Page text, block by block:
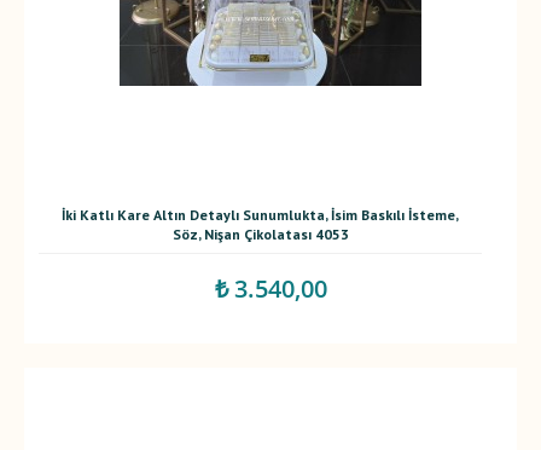
İki Katlı Kare Altın Detaylı Sunumlukta, İsim Baskılı İsteme,
Söz, Nişan Çikolatası 4053
₺ 3.540,00